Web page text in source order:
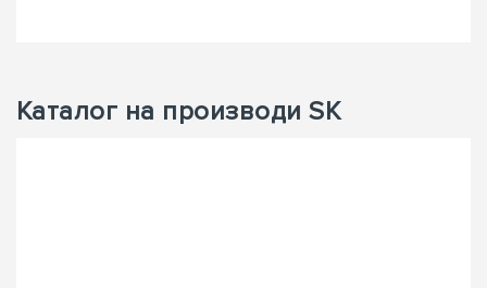
Каталог на производи SK